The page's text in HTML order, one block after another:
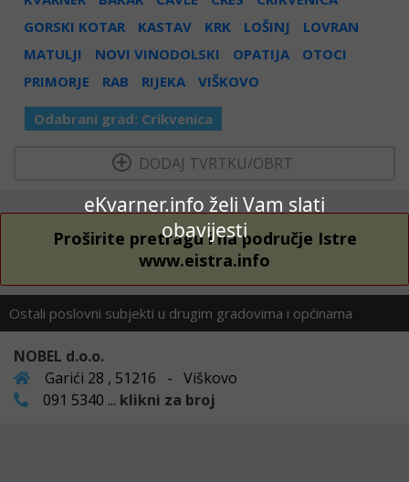
eKvarner.info želi Vam slati
obavijesti
GORSKI KOTAR
KASTAV KRK LOŠINJ
LOVRAN
MATULJI
NOVI VINODOLSKI OPATIJA
OTOCI
PRIMORJE
RAB RIJEKA VIŠKOVO
Odabrani grad: Crikvenica
DODAJ TVRTKU/OBRT
Proširite pretragu i na područje Istre
www.eistra.info
Ostali poslovni subjekti u drugim gradovima i općinama
NOBEL d.o.o.
Garići 28 , 51216 - Viškovo
091 5340 ... klikni za broj